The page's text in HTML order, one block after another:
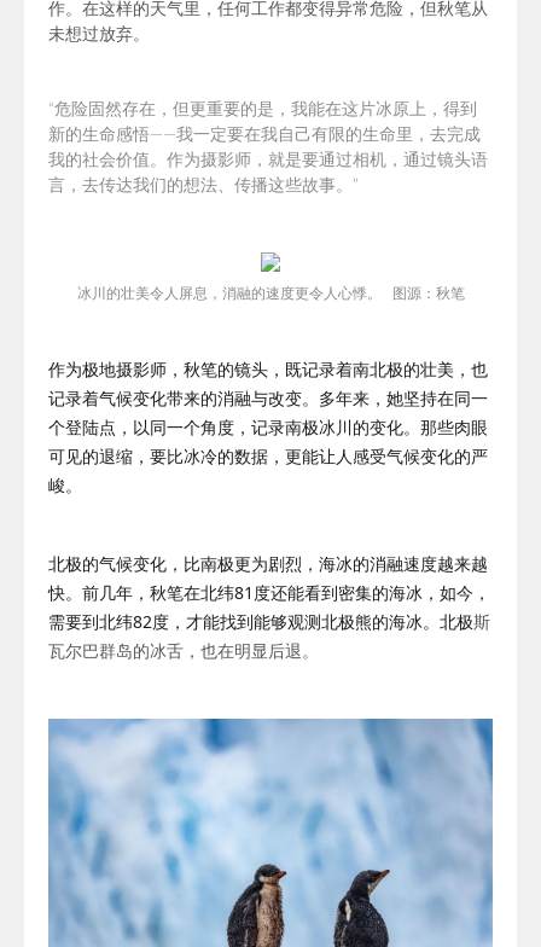
作。在这样的天气里，任何工作都变得异常危险，但秋笔从
未想过放弃。
“危险固然存在，但更重要的是，我能在这片冰原上， 得到
新的生命感悟——我一定要在我自己有限的生命里，去完成
我的社会价值。作为摄影师，就是要通过相机，通过镜头语
言，去传达我们的想法、传播这些故事。”
冰川 的壮美令人屏息，消融的速度更令人心悸。 图源：秋笔
作为极地摄影师，秋笔的镜头，既记录着南北极的壮美，也
记录着气候变化带来的消融与改变。多年来，她坚持在同一
个登陆点，以同一个角度，记录南极冰川的变化。那些肉眼
可见的退缩，要比冰冷的数据，更能让人感受气候变化的严
峻。
北极的气候变化，比南极更为剧烈，海冰的消融速度越来越
快。前几年，秋笔在北纬81度还能看到密集的海冰，如今，
需要到北纬82度，才能找到能够观测北极熊的海冰。北极斯
瓦尔巴群岛的冰舌，也在明显后退。